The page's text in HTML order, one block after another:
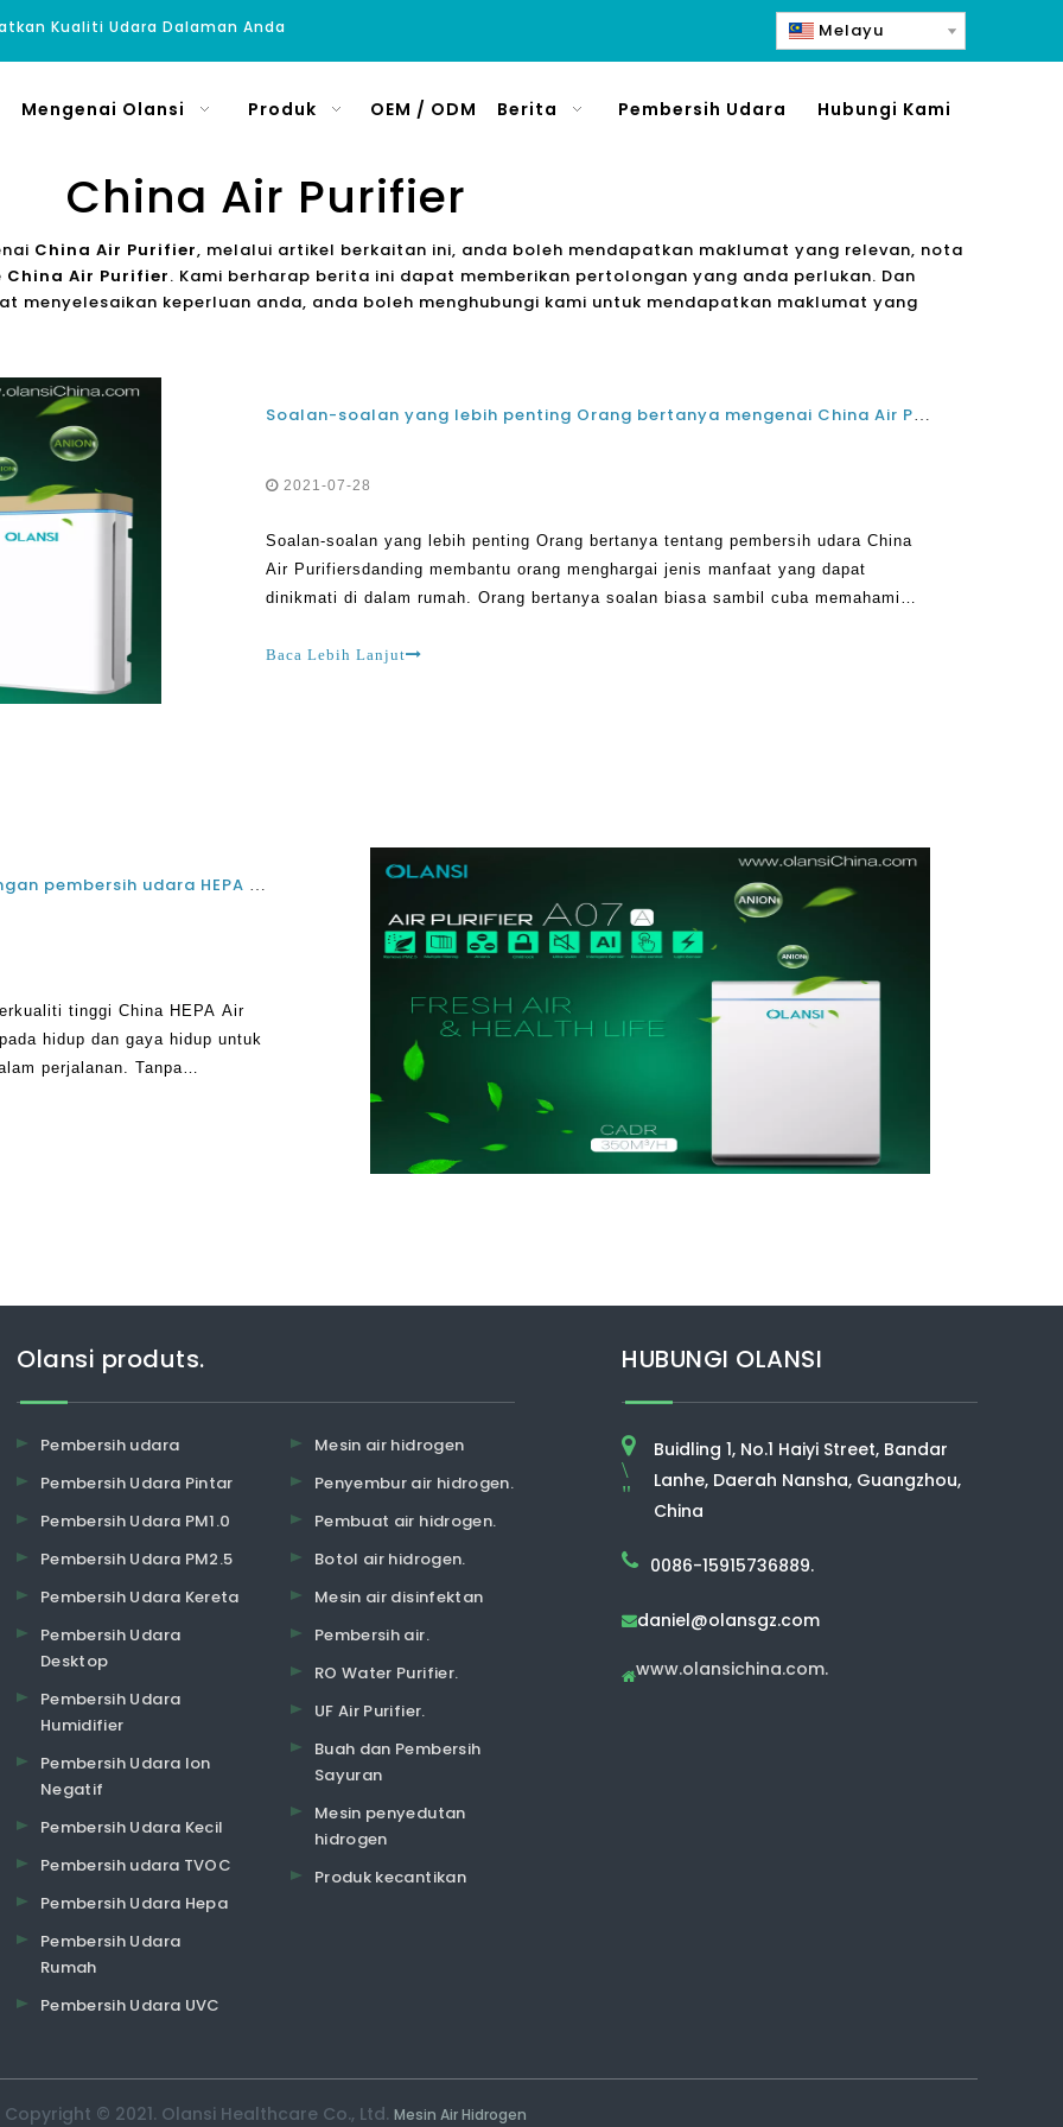
Kualiti Udara Dalaman Anda Melayu
Mengenai Olansi Produk OEM / ODM Berita Pembersih Udara Hubungi Kami
China Air Purifier
China Air Purifier, melalui artikel berkaitan ini, anda boleh mendapatkan maklumat yang relevan, nota
China Air Purifier. Kami berharap berita ini dapat memberikan pertolongan yang anda perlukan. Dan
menyelesaikan keperluan anda, anda boleh menghubungi kami untuk mendapatkan maklumat yang
Soalan-soalan yang lebih penting Orang bertanya mengenai China Air Purifiers
2021-07-28
Soalan-soalan yang lebih penting Orang bertanya tentang pembersih udara China
Air Purifiersdanding membantu orang menghargai jenis manfaat yang dapat
dinikmati di dalam rumah. Orang bertanya soalan biasa sambil cuba memahami
ia melakukannya. Apa
Baca Lebih Lanjut
Membuat rumah yang selamat dan sihat dengan pembersih udara HEPA HEPA yang berkualiti tinggi
tinggi China HEPA Air
hidup dan gaya hidup untuk
perjalanan. Tanpa
Olansi produts.
Pembersih udara
Pembersih Udara Pintar
Pembersih Udara PM1.0
Pembersih Udara PM2.5
Pembersih Udara Kereta
Pembersih Udara
Desktop
Pembersih Udara
Humidifier
Pembersih Udara Ion
Negatif
Pembersih Udara Kecil
Pembersih udara TVOC
Pembersih Udara Hepa
Pembersih Udara
Rumah
Pembersih Udara UVC
Mesin air hidrogen
Penyembur air hidrogen.
Pembuat air hidrogen.
Botol air hidrogen.
Mesin air disinfektan
Pembersih air.
RO Water Purifier.
UF Air Purifier.
Buah dan Pembersih
Sayuran
Mesin penyedutan
hidrogen
Produk kecantikan
HUBUNGI OLANSI
\
"
Buidling 1, No.1 Haiyi Street, Bandar
Lanhe, Daerah Nansha, Guangzhou,
China
0086-15915736889.
daniel@olansgz.com
www.olansichina.com.
Copyright © 2021. Olansi Healthcare Co., Ltd. Mesin Air Hidrogen